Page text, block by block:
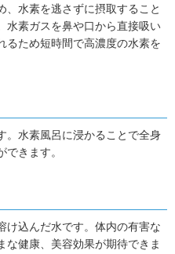
、水素を逃さずに摂取すること
水素ガスを鼻や口から直接吸い
るため短時間で高濃度の水素を
。水素風呂に浸かることで全身
きます。
け込んだ水です。体内の有害な
な健康、美容効果が期待できま